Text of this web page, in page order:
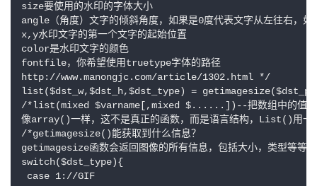
size要使用的水印的字体大小
angle（角度）文字的倾斜角度，如果是0度代表文字从左往右，如
x,y水印文字的第一个文字的起始位置
color是水印文字的颜色
fontfile，你希望使用truetype字体的路径
http://www.manongjc.com/article/1302.html */
list($dst_w,$dst_h,$dst_type) =
/*list(mixed $varname[,mixed $......])--把数组中的值赋
像array()一样，这不是真正的函数，而是语言结构，List()用一
/*getimagesize()能获取到什么信息？
getimagesize函数会返回图像的所有信息，包括大小，类型等等
switch($dst_type){
case 1://GIF